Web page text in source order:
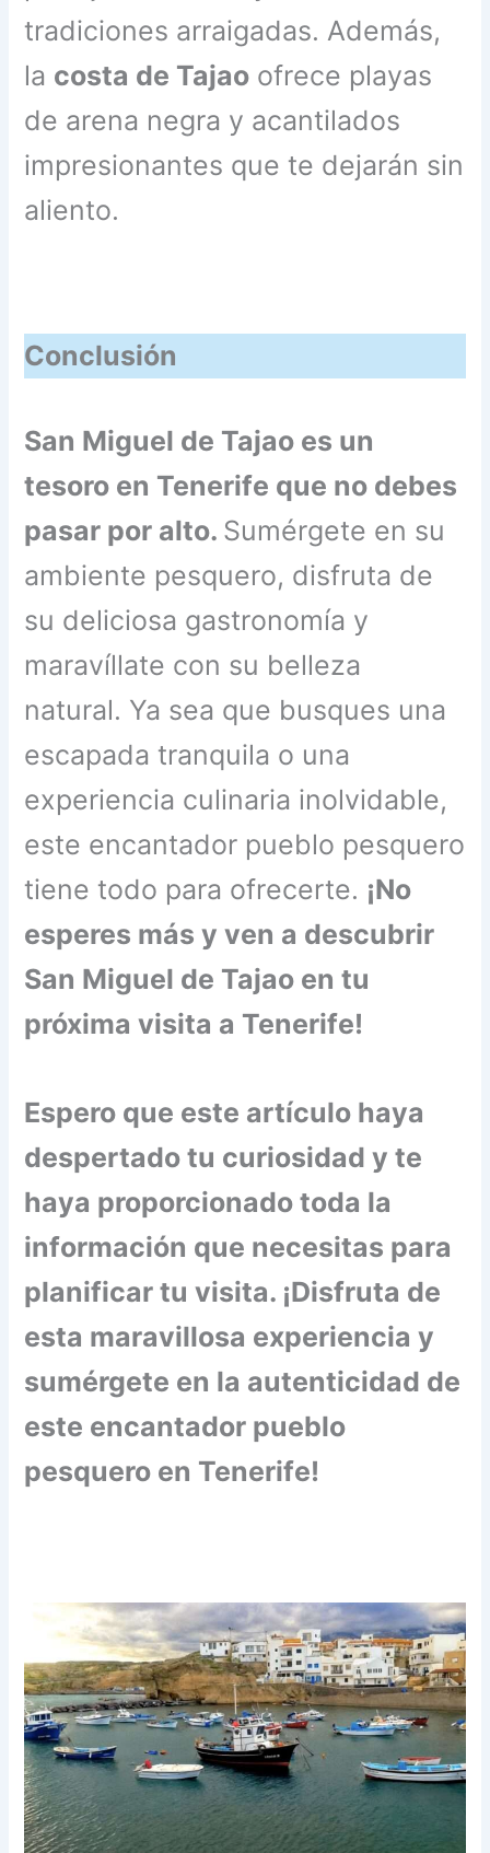
tradiciones arraigadas. Además,
la costa de Tajao ofrece playas
de arena negra y acantilados
impresionantes que te dejarán sin
aliento.
Conclusión
San Miguel de Tajao es un
tesoro en Tenerife que no debes
pasar por alto. Sumérgete en su
ambiente pesquero, disfruta de
su deliciosa gastronomía y
maravíllate con su belleza
natural. Ya sea que busques una
escapada tranquila o una
experiencia culinaria inolvidable,
este encantador pueblo pesquero
tiene todo para ofrecerte. ¡No
esperes más y ven a descubrir
San Miguel de Tajao en tu
próxima visita a Tenerife!
Espero que este artículo haya
despertado tu curiosidad y te
haya proporcionado toda la
información que necesitas para
planificar tu visita. ¡Disfruta de
esta maravillosa experiencia y
sumérgete en la autenticidad de
este encantador pueblo
pesquero en Tenerife!